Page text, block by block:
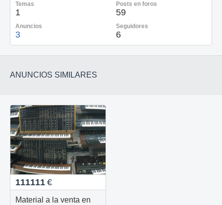
Temas
1
Posts en foros
59
Anuncios
3
Seguidores
6
ANUNCIOS SIMILARES
111111 €
Material a la venta en